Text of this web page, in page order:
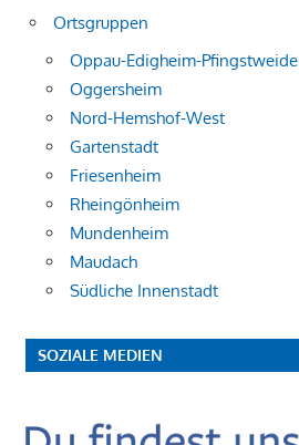
Ortsgruppen
Oppau-Edigheim-Pfingstweide
Oggersheim
Nord-Hemshof-West
Gartenstadt
Friesenheim
Rheingönheim
Mundenheim
Maudach
Südliche Innenstadt
SOZIALE MEDIEN